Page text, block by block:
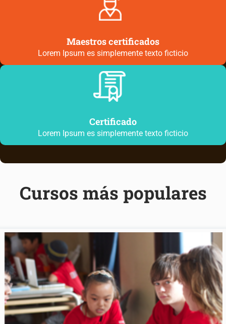
Maestros certificados
Lorem Ipsum es simplemente texto ficticio
Certificado
Lorem Ipsum es simplemente texto ficticio
Cursos más populares